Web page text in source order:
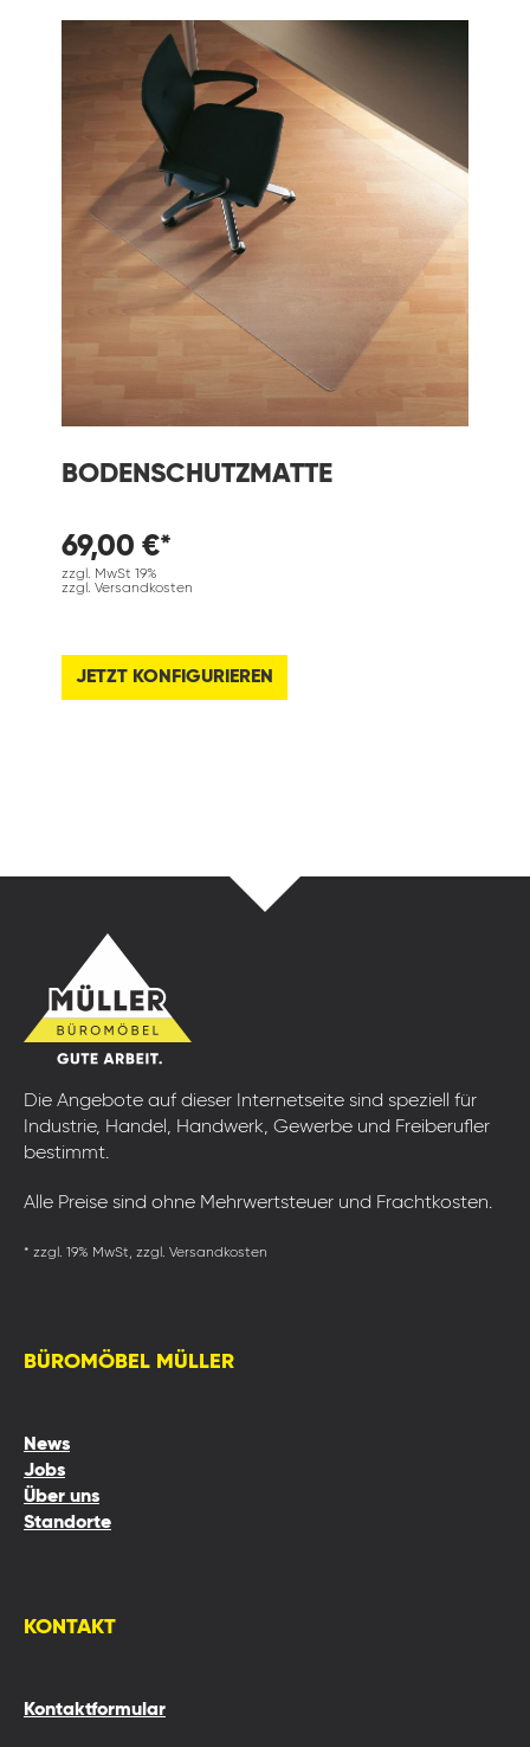
BODENSCHUTZMATTE
69,00 €*
zzgl. MwSt 19%
zzgl. Versandkosten
JETZT KONFIGURIEREN
Die Angebote auf dieser Internetseite sind speziell für
Industrie, Handel, Handwerk, Gewerbe und Freiberufler
bestimmt.
Alle Preise sind ohne Mehrwertsteuer und Frachtkosten.
* zzgl. 19% MwSt, zzgl. Versandkosten
BÜROMÖBEL MÜLLER
News
Jobs
Über uns
Standorte
KONTAKT
Kontaktformular